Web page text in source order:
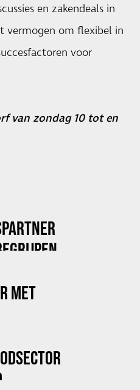
en zakendeals in
vermogen om flexibel in
voor
van zondag 10 tot en
MET